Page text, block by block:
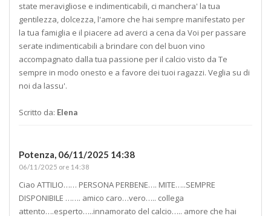
state meravigliose e indimenticabili, ci manchera' la tua
gentilezza, dolcezza, l'amore che hai sempre manifestato per
la tua famiglia e il piacere ad averci a cena da Voi per passare
serate indimenticabili a brindare con del buon vino
accompagnato dalla tua passione per il calcio visto da Te
sempre in modo onesto e a favore dei tuoi ragazzi. Veglia su di
noi da lassu'.
Scritto da: Elena
Potenza, 06/11/2025 14:38
06/11/2025 ore 14:38
Ciao ATTILIO…… PERSONA PERBENE…. MITE…..SEMPRE
DISPONIBILE ……. amico caro…vero….. collega
attento….esperto…..innamorato del calcio….. amore che hai